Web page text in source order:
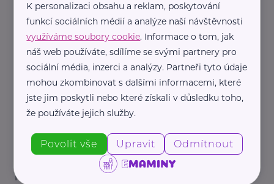
mění léčbu neplodnosti
Komunikace Prevence, léčba Technologie Zdraví
Redakce eMaminy.cz
Jídelníček v těhotenství: Proč už neplatí, že
musíte „jíst za dva“?
K personalizaci obsahu a reklam, poskytování
funkcí sociálních médií a analýze naší návštěvnosti
využíváme soubory cookie. Informace o tom, jak
náš web používáte, sdílíme se svými partnery pro
sociální média, inzerci a analýzy. Partneři tyto údaje
mohou zkombinovat s dalšími informacemi, které
jste jim poskytli nebo které získali v důsledku toho,
že používáte jejich služby.
Povolit vše Upravit Odmítnout